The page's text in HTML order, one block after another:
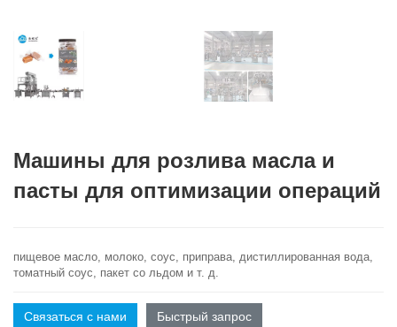
Машины для розлива масла и
пасты для оптимизации операций
пищевое масло, молоко, соус, приправа, дистиллированная вода,
томатный соус, пакет со льдом и т. д.
Связаться с нами Быстрый запрос